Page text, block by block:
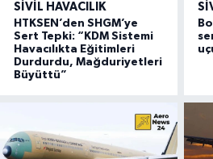
SIVIL HAVACILIK
HTKSEN’den SHGM’ye
Sert Tepki: “KDM Sistemi
Havacılıkta Eğitimleri
Durdurdu, Mağduriyetleri
Büyüttü”